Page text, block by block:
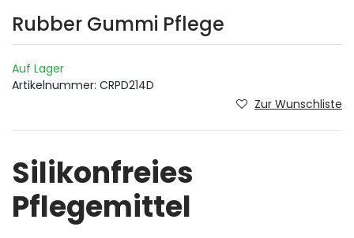
Rubber Gummi Pflege
Auf Lager
Artikelnummer: CRPD214D
Zur Wunschliste
Silikonfreies
Pflegemittel